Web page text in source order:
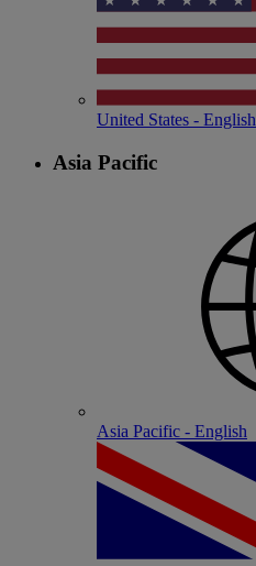
United States - English
Asia Pacific
Asia Pacific - English